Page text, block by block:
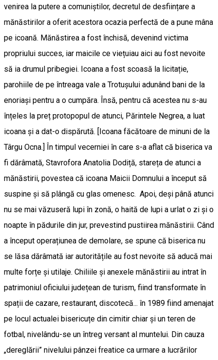
venirea la putere a comuniștilor, decretul de desființare a
mănăstirilor a oferit acestora ocazia perfectă de a pune mâna
pe icoană. Mănăstirea a fost închisă, devenind victima
propriului succes, iar maicile ce viețuiau aici au fost nevoite
să ia drumul pribegiei. Icoana a fost scoasă la licitație,
parohiile de pe întreaga vale a Trotușului adunând bani de la
enoriași pentru a o cumpăra. Însă, pentru că acestea nu s-au
înțeles la preț protopopul de atunci, Părintele Negrea, a luat
icoana și a dat-o dispărută. [Icoana făcătoare de minuni de la
Târgu Ocna.] În timpul vecerniei în care s-a aflat că biserica va
fi dărâmată, Stavrofora Anatolia Dodiță, stareța de atunci a
mănăstirii, povestea că icoana Maicii Domnului a început să
suspine și să plângă cu glas omenesc. Apoi, deși până atunci
nu se mai văzuseră lupi în zonă, o haită de lupi a urlat o zi și o
noapte în pădurile din jur, prevestind pustiirea mănăstirii. Când
a început operațiunea de demolare, se spune că biserica nu
se lăsa dărâmată iar autoritățile au fost nevoite să aducă mai
multe forțe și utilaje. Chiliile și anexele mănăstirii au intrat în
patrimoniul oficiului județean de turism, fiind transformate în
spații de cazare, restaurant, discotecă... în 1989 fiind amenajat
pe locul actualei bisericuțe din cimitir chiar și un teren de
fotbal, nivelându-se un întreg versant al muntelui. Din cauza
„dereglării” nivelului pânzei freatice ca urmare a lucrărilor